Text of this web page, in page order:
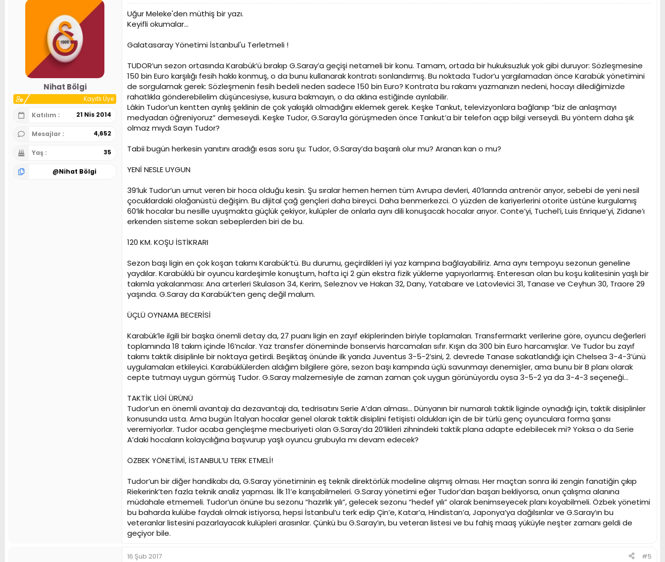
Nihat Bölgi
Kayıtlı Üye
Katılım
21 Nis 2014
Mesajlar 4,652
Yaş 35
@Nihat Bölgi
Uğur Meleke'den müthiş bir yazı.
Keyifli okumalar...
Galatasaray Yönetimi İstanbul'u Terletmeli !
TUDOR’un sezon ortasında Karabük’ü bırakıp G.Saray’a geçişi netameli bir konu. Tamam, ortada bir hukuksuzluk yok gibi duruyor: Sözleşmesine
150 bin Euro karşılığı fesih hakkı konmuş, o da bunu kullanarak kontratı sonlandırmış. Bu noktada Tudor’u yargılamadan önce Karabük yönetimini
de sorgulamak gerek: Sözleşmenin fesih bedeli neden sadece 150 bin Euro? Kontrata bu rakamı yazmanızın nedeni, hocayı dilediğimizde
rahatlıkla gönderebilelim düşüncesiyse, kusura bakmayın, o da aklına estiğinde ayrılabilir.
Lâkin Tudor’un kentten ayrılış şeklinin de çok yakışıklı olmadığını eklemek gerek. Keşke Tankut, televizyonlara bağlanıp “biz de anlaşmayı
medyadan öğreniyoruz” demeseydi. Keşke Tudor, G.Saray’la görüşmeden önce Tankut’a bir telefon açıp bilgi verseydi. Bu yöntem daha şık
olmaz mıydı Sayın Tudor?
Tabii bugün herkesin yanıtını aradığı esas soru şu: Tudor, G.Saray’da başarılı olur mu? Aranan kan o mu?
YENİ NESLE UYGUN
39’luk Tudor’un umut veren bir hoca olduğu kesin. Şu sıralar hemen hemen tüm Avrupa devleri, 40’larında antrenör arıyor, sebebi de yeni nesil
çocuklardaki olağanüstü değişim. Bu dijital çağ gençleri daha bireyci. Daha benmerkezci. O yüzden de kariyerlerini otorite üstüne kurgulamış
60’lık hocalar bu nesille uyuşmakta güçlük çekiyor, kulüpler de onlarla aynı dili konuşacak hocalar arıyor. Conte’yi, Tuchel’i, Luis Enrique’yi, Zidane’ı
erkenden sisteme sokan sebeplerden biri de bu.
120 KM. KOŞU İSTİKRARI
Sezon başı ligin en çok koşan takımı Karabük’tü. Bu durumu, geçirdikleri iyi yaz kampına bağlayabiliriz. Ama aynı tempoyu sezonun geneline
yaydılar. Karabüklü bir oyuncu kardeşimle konuştum, hafta içi 2 gün ekstra fizik yükleme yapıyorlarmış. Enteresan olan bu koşu kalitesinin yaşlı bir
takımla yakalanması: Ana arterleri Skulason 34, Kerim, Seleznov ve Hakan 32, Dany, Yatabare ve Latovlevici 31, Tanase ve Ceyhun 30, Traore 29
yaşında. G.Saray da Karabük’ten genç değil malum.
ÜÇLÜ OYNAMA BECERİSİ
Karabük’le ilgili bir başka önemli detay da, 27 puanı ligin en zayıf ekiplerinden biriyle toplamaları. Transfermarkt verilerine göre, oyuncu değerleri
toplamında 18 takım içinde 16’ncılar. Yaz transfer döneminde bonservis harcamaları sıfır. Kışın da 300 bin Euro harcamışlar. Ve Tudor bu zayıf
takımı taktik disiplinle bir noktaya getirdi. Beşiktaş önünde ilk yarıda Juventus 3-5-2’sini, 2. devrede Tanase sakatlandığı için Chelsea 3-4-3’ünü
uygulamaları etkileyici. Karabüklülerden aldığım bilgilere göre, sezon başı kampında üçlü savunmayı denemişler, ama bunu bir B planı olarak
cepte tutmayı uygun görmüş Tudor. G.Saray malzemesiyle de zaman zaman çok uygun görünüyordu oysa 3-5-2 ya da 3-4-3 seçeneği...
TAKTİK LİGİ ÜRÜNÜ
Tudor’un en önemli avantajı da dezavantajı da, tedrisatını Serie A’dan alması... Dünyanın bir numaralı taktik liginde oynadığı için, taktik disiplinler
konusunda usta. Ama bugün İtalyan hocalar genel olarak taktik disiplini fetişisti oldukları için de bir türlü genç oyunculara forma şansı
veremiyorlar. Tudor acaba gençleşme mecburiyeti olan G.Saray’da 20’likleri zihnindeki taktik plana adapte edebilecek mi? Yoksa o da Serie
A’daki hocaların kolaycılığına başvurup yaşlı oyuncu grubuyla mı devam edecek?
ÖZBEK YÖNETİMİ, İSTANBUL’U TERK ETMELİ!
Tudor’un bir diğer handikabı da, G.Saray yönetiminin eş teknik direktörlük modeline alışmış olması. Her maçtan sonra iki zengin fanatiğin çıkıp
Riekerink’ten fazla teknik analiz yapması. İlk 11’e karışabilmeleri. G.Saray yönetimi eğer Tudor’dan başarı bekliyorsa, onun çalışma alanına
müdahale etmemeli. Tudor’un önüne bu sezonu “hazırlık yılı”, gelecek sezonu “hedef yılı” olarak benimseyecek planı koyabilmeli. Özbek yönetimi
bu baharda kulübe faydalı olmak istiyorsa, hepsi İstanbul’u terk edip Çin’e, Katar’a, Hindistan’a, Japonya’ya dağılsınlar ve G.Saray’ın bu
veteranlar listesini pazarlayacak kulüpleri arasınlar. Çünkü bu G.Saray’ın, bu veteran listesi ve bu fahiş maaş yüküyle neşter zamanı geldi de
geçiyor bile.
16 Şub 2017 #5